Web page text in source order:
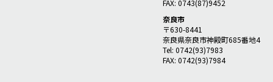
FAX: 0743(87)9452
奈良市
〒630-8441
奈良県奈良市神殿町685番地4
Tel: 0742(93)7983
FAX: 0742(93)7984